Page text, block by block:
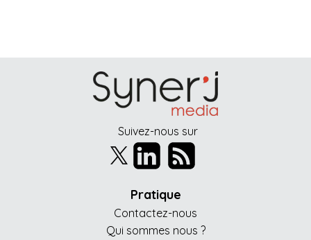
Suivez-nous sur
Pratique
Contactez-nous
Qui sommes nous ?